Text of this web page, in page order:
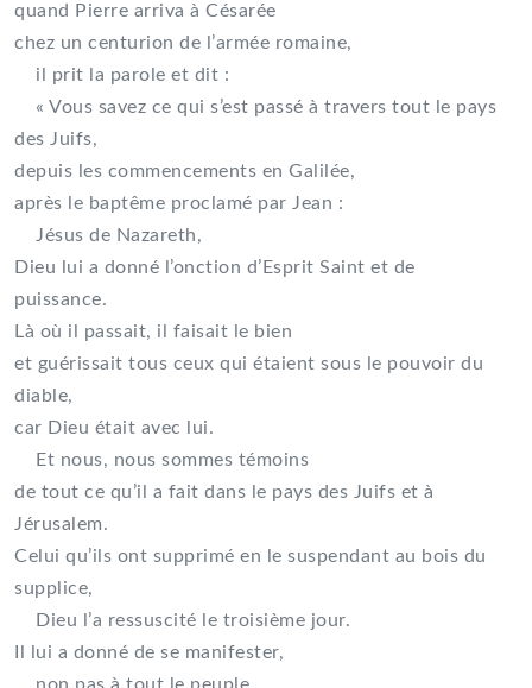
quand Pierre arriva à Césarée
chez un centurion de l’armée romaine,
il prit la parole et dit :
« Vous savez ce qui s’est passé à travers tout le pays
des Juifs,
depuis les commencements en Galilée,
après le baptême proclamé par Jean :
Jésus de Nazareth,
Dieu lui a donné l’onction d’Esprit Saint et de
puissance.
Là où il passait, il faisait le bien
et guérissait tous ceux qui étaient sous le pouvoir du
diable,
car Dieu était avec lui.
Et nous, nous sommes témoins
de tout ce qu’il a fait dans le pays des Juifs et à
Jérusalem.
Celui qu’ils ont supprimé en le suspendant au bois du
supplice,
Dieu l’a ressuscité le troisième jour.
Il lui a donné de se manifester,